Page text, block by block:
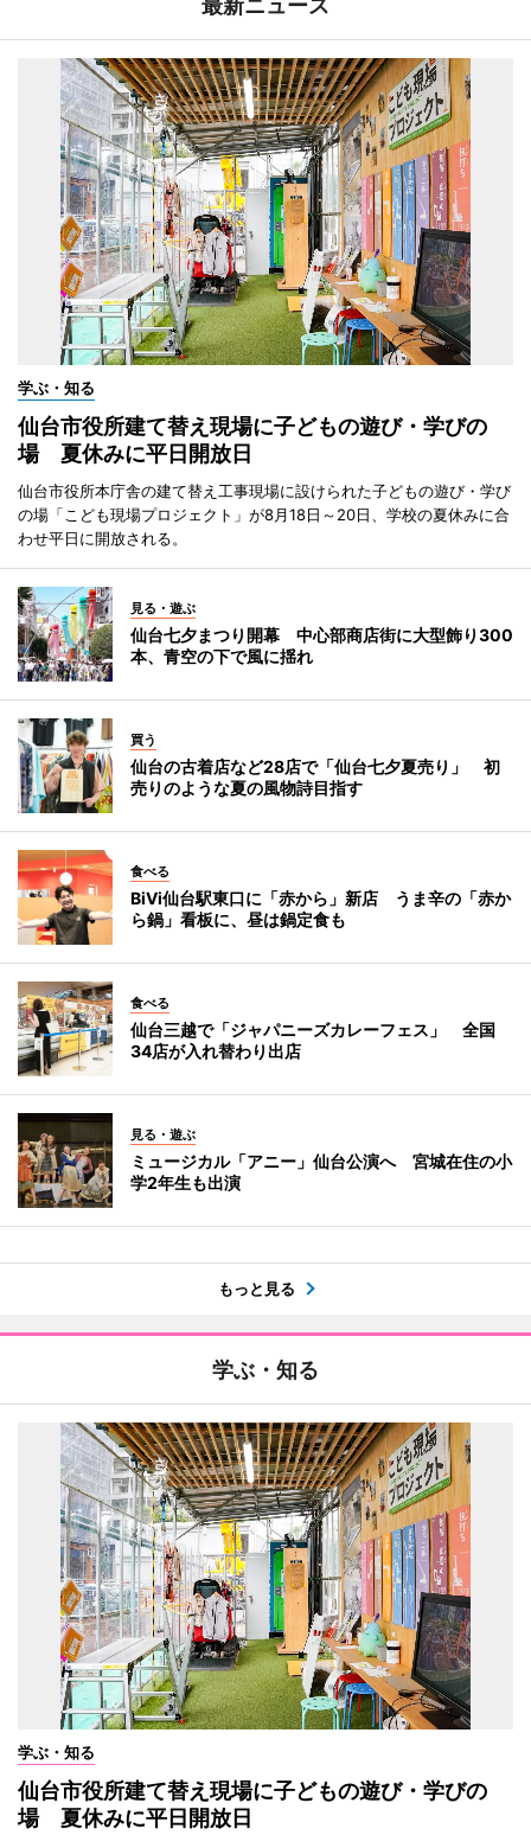
最新ニュース
学ぶ・知る
仙台市役所建て替え現場に子どもの遊び・学びの
場 夏休みに平日開放日
仙台市役所本庁舎の建て替え工事現場に設けられた子どもの遊び・学び
の場「こども現場プロジェクト」が8月18日～20日、学校の夏休みに合
わせ平日に開放される。
見る・遊ぶ
仙台七夕まつり開幕 中心部商店街に大型飾り300
本、青空の下で風に揺れ
買う
仙台の古着店など28店で「仙台七夕夏売り」 初
売りのような夏の風物詩目指す
食べる
BiVi仙台駅東口に「赤から」新店 うま辛の「赤か
ら鍋」看板に、昼は鍋定食も
食べる
仙台三越で「ジャパニーズカレーフェス」 全国
34店が入れ替わり出店
見る・遊ぶ
ミュージカル「アニー」仙台公演へ 宮城在住の小
学2年生も出演
もっと見る
学ぶ・知る
学ぶ・知る
仙台市役所建て替え現場に子どもの遊び・学びの
場 夏休みに平日開放日